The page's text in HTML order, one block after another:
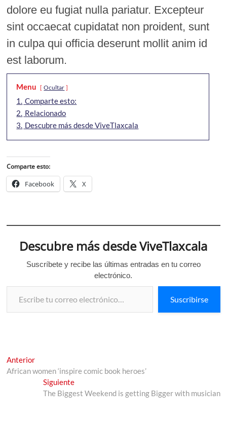
dolore eu fugiat nulla pariatur. Excepteur
sint occaecat cupidatat non proident, sunt
in culpa qui officia deserunt mollit anim id
est laborum.
Menu Ocultar
1.
Comparte esto:
2. Relacionado
3. Descubre más desde ViveTlaxcala
Comparte esto:
Facebook X
Descubre más desde ViveTlaxcala
Suscríbete y recibe las últimas entradas en tu correo
electrónico.
Escribe tu correo electrónico…
Suscribirse
Navegación
de
entradas
AnteriorEntrada
anterior:
African women ‘inspire comic book heroes’
SiguienteEntrada
siguiente:
The Biggest Weekend is getting Bigger with musician